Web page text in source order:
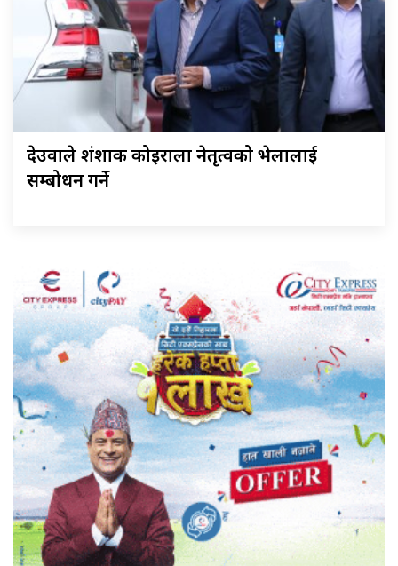
देउवाले शंशाक कोइराला नेतृत्वको भेलालाई
सम्बोधन गर्ने